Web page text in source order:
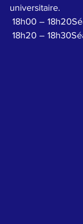
universitaire.
18h00 –
18h20 –